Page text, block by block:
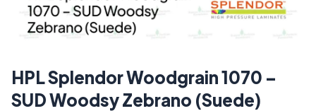
HPL Splendor Woodgrain 1070 –
SUD Woodsy Zebrano (Suede)